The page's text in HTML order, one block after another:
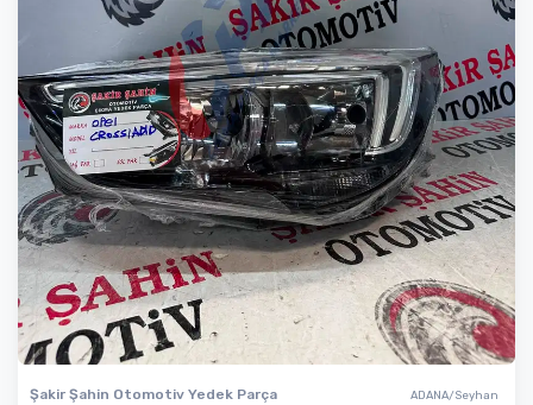
Şakir Şahin Otomotiv Yedek Parça ADANA/Seyhan